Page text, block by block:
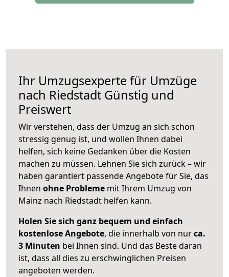
Ihr Umzugsexperte für Umzüge
nach Riedstadt Günstig und
Preiswert
Wir verstehen, dass der Umzug an sich schon
stressig genug ist, und wollen Ihnen dabei
helfen, sich keine Gedanken über die Kosten
machen zu müssen. Lehnen Sie sich zurück – wir
haben garantiert passende Angebote für Sie, das
Ihnen ohne Probleme mit Ihrem Umzug von
Mainz nach Riedstadt helfen kann.
Holen Sie sich ganz bequem und einfach
kostenlose Angebote, die innerhalb von nurca.
3 Minuten bei Ihnen sind. Und das Beste daran
ist, dass all dies zu erschwinglichen Preisen
angeboten werden.